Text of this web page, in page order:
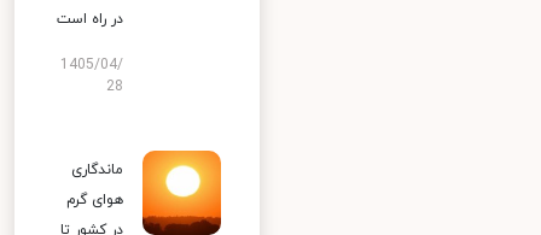
در راه است
1405/04/
28
ماندگاری
هوای گرم
در کشور تا